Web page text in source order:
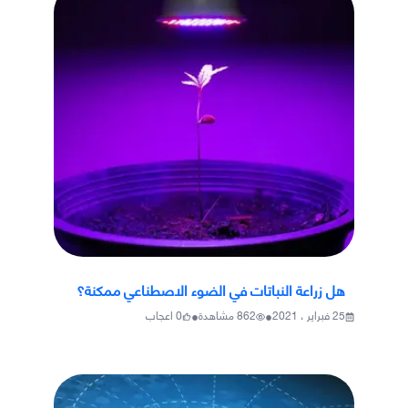
هل زراعة النباتات في الضوء الاصطناعي ممكنة؟
25 فبراير ، 2021 •
862مشاهدة•
0اعجاب